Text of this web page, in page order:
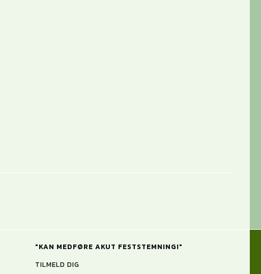
"KAN MEDFØRE AKUT FESTSTEMNING!"
TILMELD DIG